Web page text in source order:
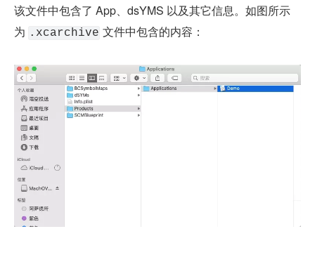
该文件中包含了 App、dsYMS 以及其它信息。如图所示
为 .xcarchive 文件中包含的内容：